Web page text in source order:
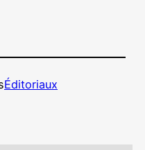
Éditoriaux